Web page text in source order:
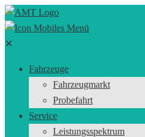
✕
Fahrzeuge
Fahrzeugmarkt
Probefahrt
Service
Leistungsspektrum